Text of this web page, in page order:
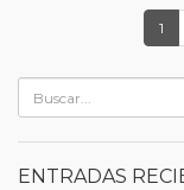
1
ENTRADAS